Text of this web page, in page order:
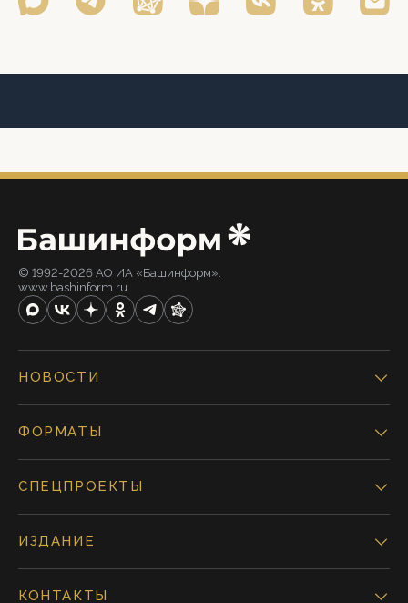
© 1992-2026 АО ИА «Башинформ».
www.bashinform.ru
НОВОСТИ
ФОРМАТЫ
СПЕЦПРОЕКТЫ
ИЗДАНИЕ
КОНТАКТЫ